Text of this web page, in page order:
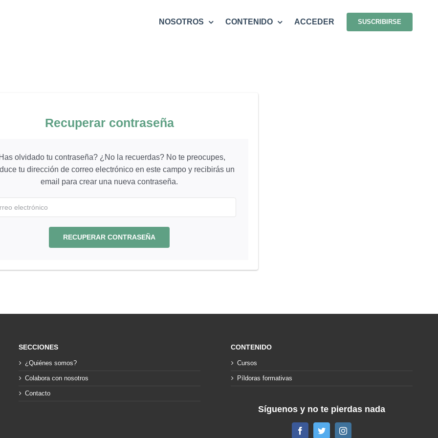
NOSOTROS CONTENIDO ACCEDER SUSCRIBIRSE
Recuperar contraseña
olvidado tu contraseña? ¿No la recuerdas? No te preocupes,
tu dirección de correo electrónico en este campo y recibirás un
email para crear una nueva contraseña.
RECUPERAR CONTRASEÑA
SECCIONES
¿Quiénes somos?
Colabora con nosotros
Contacto
CONTENIDO
Cursos
Píldoras formativas
Síguenos y no te pierdas nada